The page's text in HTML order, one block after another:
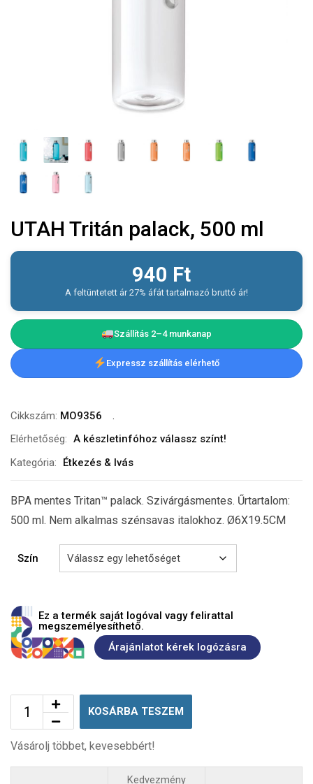
UTAH Tritán palack, 500 ml
940 Ft
A feltüntetett ár 27% áfát tartalmazó bruttó ár!
Szállítás 2–4 munkanap
Expressz szállítás elérhető
Cikkszám: MO9356
Elérhetőség: A készletinfóhoz válassz színt!
Kategória:
Étkezés & Ivás
BPA mentes Tritan™ palack. Szivárgásmentes. Űrtartalom:
500 ml. Nem alkalmas szénsavas italokhoz. Ø6X19.5CM
Szín
Ez a termék saját logóval vagy felirattal
megszemélyesíthető.
Árajánlatot kérek logózásra
KOSÁRBA TESZEM
Vásárolj többet, kevesebbért!
Kedvezmény